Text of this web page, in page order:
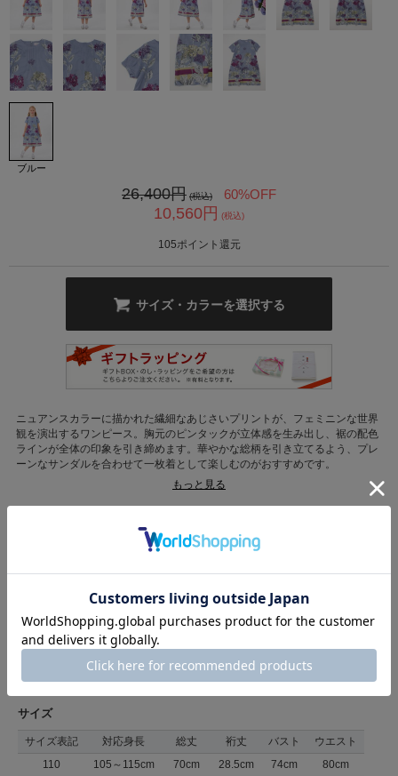
販サイト
ブルー
26,400円 (税込) 60%OFF
10,560円 (税込)
105ポイント還元
サイズ・カラーを選択する
ニュアンスカラーに描かれた繊細なあじさいプリントが、フェミニンな世界
観を演出するワンピース。胸元のピンタックが立体感を生み出し、裾の配色
ラインが全体の印象を引き締めます。華やかな総柄を引き立てるよう、プレ
ーンなサンダルを合わせて一枚着として楽しむのがおすすめです。
※画像と柄の位置が異なる場合がございます、ご了承下さい。
もっと見る
ワンピース
中国
商品コード 05120631
（店舗でお問い合わせの際には、上記品番をお伝え下さい。）
サイズ
サイズ表記 対応身長 総丈 裄丈 バスト
ウエスト
110
105～115cm 70cm 28.5cm 74cm
80cm